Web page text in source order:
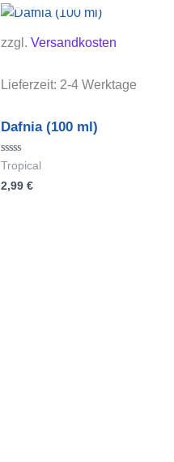
zzgl. Versandkosten
Lieferzeit: 2-4 Werktage
Dafnia (100 ml)
Bewertet
0
Tropical
2,99 €